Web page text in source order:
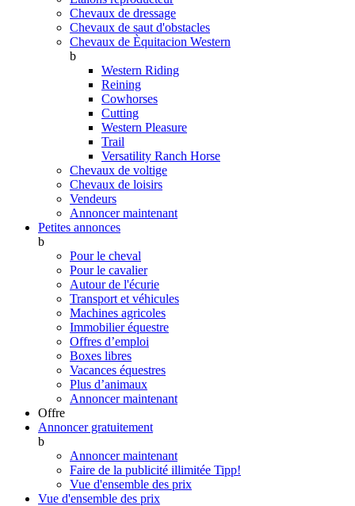
Chevaux de dressage
Chevaux de saut d'obstacles
Chevaux de Èquitacion Western
b
Western Riding
Reining
Cowhorses
Cutting
Western Pleasure
Trail
Versatility Ranch Horse
Chevaux de voltige
Chevaux de loisirs
Vendeurs
Annoncer maintenant
Petites annonces
b
Pour le cheval
Pour le cavalier
Autour de l'écurie
Transport et véhicules
Machines agricoles
Immobilier équestre
Offres d’emploi
Boxes libres
Vacances équestres
Plus d’animaux
Annoncer maintenant
Offre
Annoncer gratuitement
b
Annoncer maintenant
Faire de la publicité illimitée Tipp!
Vue d'ensemble des prix
Vue d'ensemble des prix